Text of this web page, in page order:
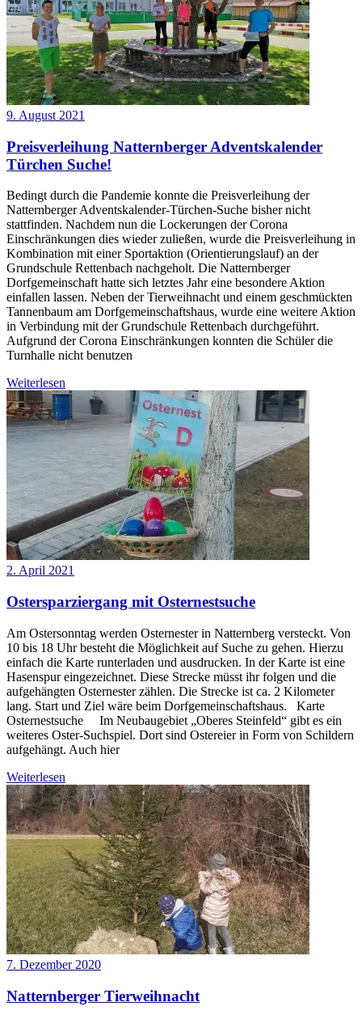
9. August 2021
Preisverleihung Natternberger Adventskalender
Türchen Suche!
Bedingt durch die Pandemie konnte die Preisverleihung der
Natternberger Adventskalender-Türchen-Suche bisher nicht
stattfinden. Nachdem nun die Lockerungen der Corona
Einschränkungen dies wieder zuließen, wurde die Preisverleihung in
Kombination mit einer Sportaktion (Orientierungslauf) an der
Grundschule Rettenbach nachgeholt. Die Natternberger
Dorfgemeinschaft hatte sich letztes Jahr eine besondere Aktion
einfallen lassen. Neben der Tierweihnacht und einem geschmückten
Tannenbaum am Dorfgemeinschaftshaus, wurde eine weitere Aktion
in Verbindung mit der Grundschule Rettenbach durchgeführt.
Aufgrund der Corona Einschränkungen konnten die Schüler die
Turnhalle nicht benutzen
Weiterlesen
2. April 2021
Ostersparziergang mit Osternestsuche
Am Ostersonntag werden Osternester in Natternberg versteckt. Von
10 bis 18 Uhr besteht die Möglichkeit auf Suche zu gehen. Hierzu
einfach die Karte runterladen und ausdrucken. In der Karte ist eine
Hasenspur eingezeichnet. Diese Strecke müsst ihr folgen und die
aufgehängten Osternester zählen. Die Strecke ist ca. 2 Kilometer
lang. Start und Ziel wäre beim Dorfgemeinschaftshaus. Karte
Osternestsuche Im Neubaugebiet „Oberes Steinfeld“ gibt es ein
weiteres Oster-Suchspiel. Dort sind Ostereier in Form von Schildern
aufgehängt. Auch hier
Weiterlesen
7. Dezember 2020
Natternberger Tierweihnacht